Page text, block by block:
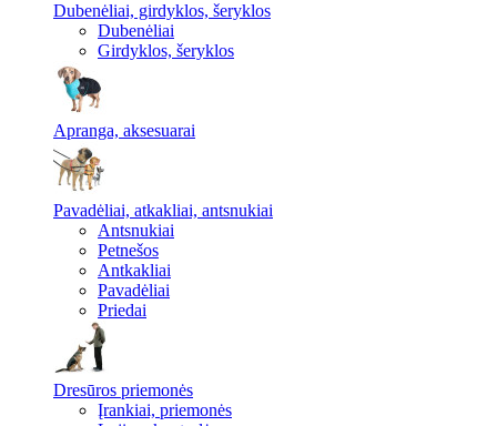
Dubenėliai, girdyklos, šeryklos
Dubenėliai
Girdyklos, šeryklos
Apranga, aksesuarai
Pavadėliai, atkakliai, antsnukiai
Antsnukiai
Petnešos
Antkakliai
Pavadėliai
Priedai
Dresūros priemonės
Įrankiai, priemonės